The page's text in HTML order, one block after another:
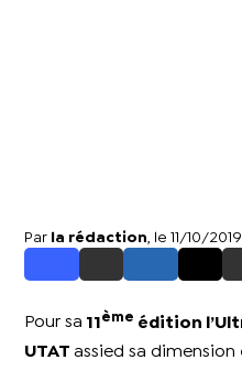
Par la rédaction , le 11/10/2019
Pour sa 11 ème édition
UTATassied sa dimension